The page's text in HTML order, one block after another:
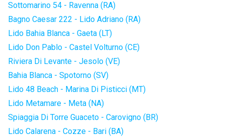
Sottomarino 54 - Ravenna (RA)
Bagno Caesar 222 - Lido Adriano (RA)
Lido Bahia Blanca - Gaeta (LT)
Lido Don Pablo - Castel Volturno (CE)
Riviera Di Levante - Jesolo (VE)
Bahia Blanca - Spotorno (SV)
Lido 48 Beach - Marina Di Pisticci (MT)
Lido Metamare - Meta (NA)
Spiaggia Di Torre Guaceto - Carovigno (BR)
Lido Calarena - Cozze - Bari (BA)